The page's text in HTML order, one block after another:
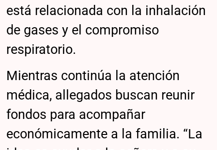
está relacionada con la inhalación
de gases y el compromiso
respiratorio.
Mientras continúa la atención
médica, allegados buscan reunir
fondos para acompañar
económicamente a la familia. “La